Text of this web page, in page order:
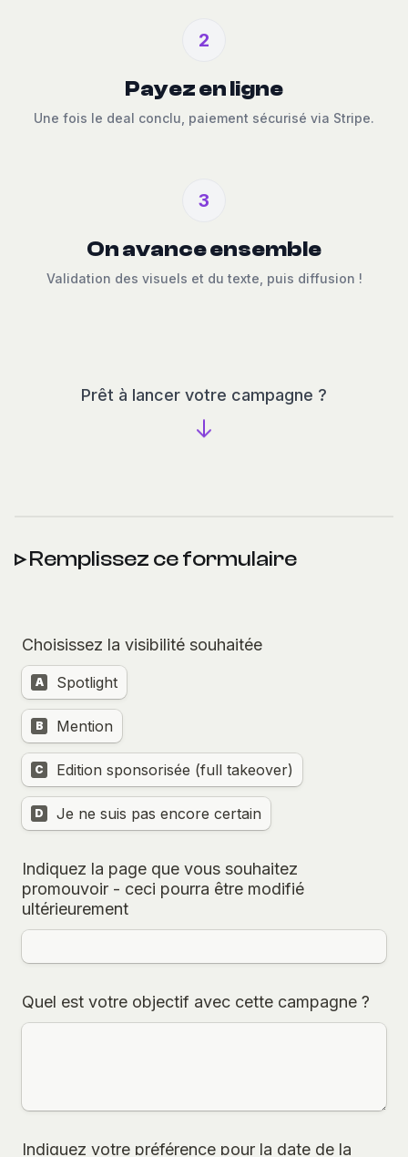
2
Payez en ligne
Une fois le deal conclu, paiement sécurisé via Stripe.
3
On avance ensemble
Validation des visuels et du texte, puis diffusion !
Prêt à lancer votre campagne ?
▹Remplissez ce formulaire